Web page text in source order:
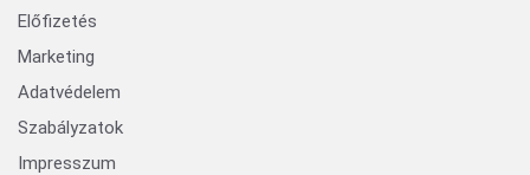
Előfizetés
Marketing
Adatvédelem
Szabályzatok
Impresszum